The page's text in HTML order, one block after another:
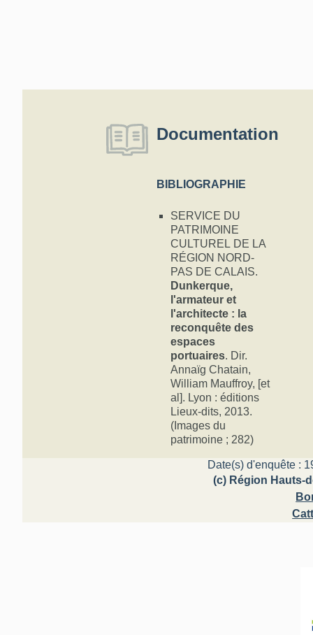
Documentation
BIBLIOGRAPHIE
SERVICE DU
PATRIMOINE
CULTUREL DE LA
RÉGION NORD-
PAS DE CALAIS.
Dunkerque,
l'armateur et
l'architecte : la
reconquête des
espaces
portuaires. Dir.
Annaïg Chatain,
William Mauffroy, [et
al]. Lyon : éditions
Lieux-dits, 2013.
(Images du
patrimoine ; 282)
Date(s) d'enquête :
(c) Région Hauts-